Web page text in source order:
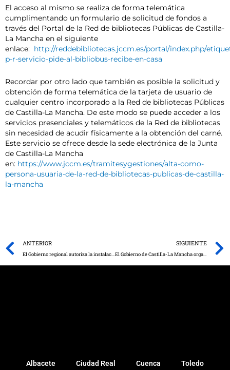
El acceso al mismo se realiza de forma telemática
cumplimentando un formulario de solicitud de fondos a
través del Portal de la Red de bibliotecas Públicas de Castilla-
La Mancha en el siguiente
enlace: http://reddebibliotecas.jccm.es/portal/index.php/
p-r-servicio-pide-al-bibliobus-recibe-en-casa
Recordar por otro lado que también es posible la solicitud y
obtención de forma telemática de la tarjeta de usuario de
cualquier centro incorporado a la Red de bibliotecas Públicas
de Castilla-La Mancha. De este modo se puede acceder a los
servicios presenciales y telemáticos de la Red de bibliotecas
sin necesidad de acudir físicamente a la obtención del carné.
Este servicio se ofrece desde la sede electrónica de la Junta
de Castilla-La Mancha
en: https://www.jccm.es/tramitesygestiones/alta-como-
persona-usuaria-de-la-red-de-bibliotecas-publicas-de-castilla-
la-mancha
Prev
ANTERIOR
El Gobierno regional autoriza la instalación de tres plantas fotovoltaicas en Alcázar de San Juan con una inversión de más de 73 millones de euros
SIGUIENTE
El Gobierno de Castilla-La Mancha organiza dos nuevas ediciones del curso de formación en prevención y manejo del pie diabético
Albacete Ciudad Real Cuenca Toledo